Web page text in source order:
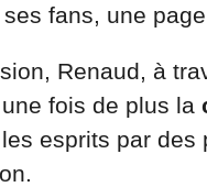
fans, une
Renaud, à
fois de plus la
esprits par